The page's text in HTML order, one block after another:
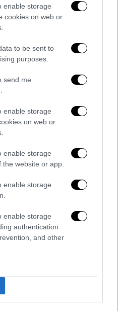
enable storage
cookies on web or
to be sent to
purposes.
send me
enable storage
on web or
enable storage
website or app.
enable storage
enable storage
authentication
and other
will sign
May 19, 2026
τεράστιες επιτυχίες
ο Καταλανός
της Premier League
στόχο βέβαια να
έναντι της
ακόμη μία
οριστικό deal με τον
το οποίο όλα
διάρκεια τριών ετών.